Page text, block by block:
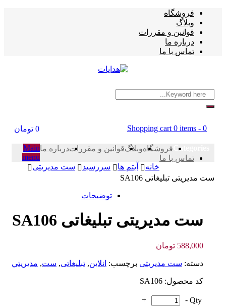
فروشگاه
وبلاگ
قوانین و مقررات
درباره ما
تماس با ما
Shopping cart 0 items تومان
فروشگاهوبلاگقوانین و مقررات درباره ما
تماس با ما
Main
menu
خانه
آیتم ها سررسید
ست مدیریتی
ست مدیریتی تبلیغاتی SA106
ست مدیریتی تبلیغاتی SA106
588,000 تومان
دسته:ست مدیریتی برچسب:انلاین,تبلیغاتی,ست,مديريتي
کد محصول: SA106
Qty
-
توضیحات